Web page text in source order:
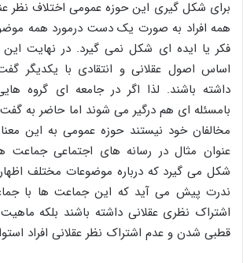
برای شکل گیری این حوزه عمومی اختلاف نظر
همه افراد به صورت یک دست درمورد همه
فکر یا ایده ای شکل نمی گیرد. در نهایت این
اساس اصول عقلانی و انتقادی با یکدیگر
داشته باشند. لذا اگر در جامعه ای گروه
بامسئله ای هم درگیر می شوند اما حاضر به
مخالفان خود نیستند حوزه عمومی به این
عنوان مثال در رسانه های اجتماعی جماعت
شکل می گیرد که درباره موضوعات مختلف
ندرت پیش می آید که این جماعت ها با
اشتراک نظری عقلانی داشته باشند بلکه
قطبی شدن و عدم اشتراک نظر عقلانی افراد